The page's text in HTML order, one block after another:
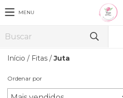
MENU
Início / Fitas / Juta
Ordenar por